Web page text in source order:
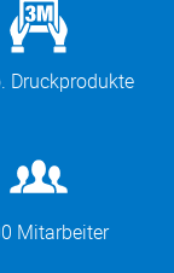
Druckprodukte
Mitarbeiter